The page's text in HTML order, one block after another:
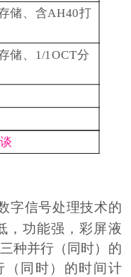
储、含AH40打
储、1/1OCT分
字信号处理技术的
，功能强，彩屏液
种并行（同时）的
（同时）的时间计